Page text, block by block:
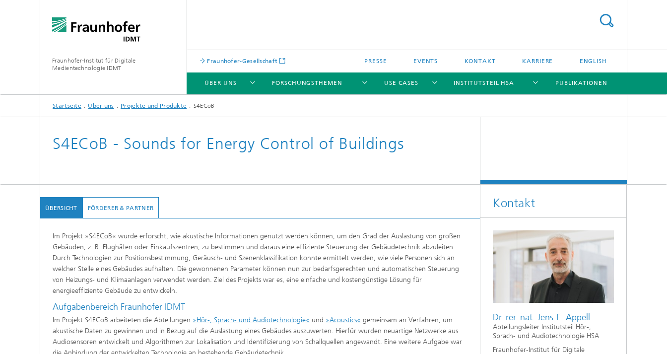
Fraunhofer-Institut für Digitale
Medientechnologie IDMT
Fraunhofer-Gesellschaft PRESSE EVENTS KONTAKT KARRIERE ENGLISH
ÜBER UNS
ÜBER UNS
FORSCHUNGSTHEMEN
FORSCHUNGSTHEMEN
USE CASES
USE CASES
INSTITUTSTEIL HSA
INSTITUTSTEIL HSA
PUBLIKATIONEN
Startseite Über uns Projekte und Produkte S4ECoB
S4ECoB - Sounds for Energy Control of Buildings
ÜBERSICHT
Im Projekt »S4ECoB« wurde erforscht, wie akustische Informationen genutzt werden können, um den Grad der Auslastung von großen
Gebäuden, z. B. Flughäfen oder Einkaufszentren, zu bestimmen und daraus eine effiziente Steuerung der Gebäudetechnik abzuleiten.
Durch Technologien zur Positionsbestimmung, Geräusch- und Szenenklassifikation konnte ermittelt werden, wie viele Personen sich an
welcher Stelle eines Gebäudes aufhalten. Die gewonnenen Parameter können nun zur bedarfsgerechten und automatischen Steuerung
von Heizungs- und Klimaanlagen verwendet werden. Ziel des Projekts war es, eine einfache und kostengünstige Lösung für
energieeffiziente Gebäude zu entwickeln.
Aufgabenbereich Fraunhofer IDMT
Im Projekt S4ECoB arbeiteten die Abteilungen »Hör-, Sprach- und Audiotechnologie« und »Acoustics« gemeinsam an Verfahren, um
akustische Daten zu gewinnen und in Bezug auf die Auslastung eines Gebäudes auszuwerten. Hierfür wurden neuartige Netzwerke aus
Audiosensoren entwickelt und Algorithmen zur Lokalisation und Identifizierung von Schallquellen angewandt. Eine weitere Aufgabe war
FÖRDERER & PARTNER Kontakt
Dr. rer. nat. Jens-E. Appell
Abteilungsleiter Institutsteil Hör-,
Sprach- und Audiotechnologie HSA
Fraunhofer-Institut für Digitale